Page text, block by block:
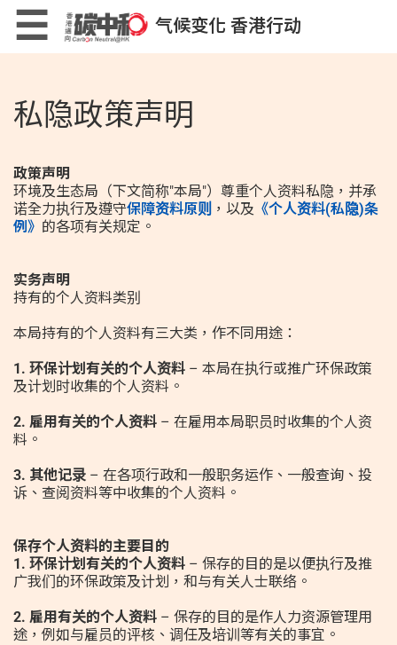
Skip
main
content
☰ 气候变化 香港行动
低碳生活小贴士
低碳生活小游戏
简 | 繁 |Eng
×
私隐政策声明
政策声明
环境及生态局（下文简称"本局"）尊重个人资料私隐，并承
诺全力执行及遵守保障资料原则 ，以及 《个人资料(私隐)条
例》 的各项有关规定。
实务声明
持有的个人资料类别
本局持有的个人资料有三大类，作不同用途：
1. 环保计划有关的个人资料 – 本局在执行或推广环保政策
及计划时收集的个人资料。
2. 雇用有关的个人资料 – 在雇用本局职员时收集的个人资
料。
3. 其他记录 – 在各项行政和一般职务运作、一般查询、投
诉、查阅资料等中收集的个人资料。
保存个人资料的主要目的
1. 环保计划有关的个人资料 – 保存的目的是以便执行及推
广我们的环保政策及计划，和与有关人士联络。
2. 雇用有关的个人资料 – 保存的目的是作人力资源管理用
途，例如与雇员的评核、调任及培训等有关的事宜。